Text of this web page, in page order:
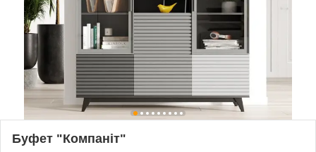
Буфет "Компаніт"